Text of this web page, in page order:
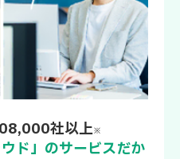
社以上※
ド」のサービスだか